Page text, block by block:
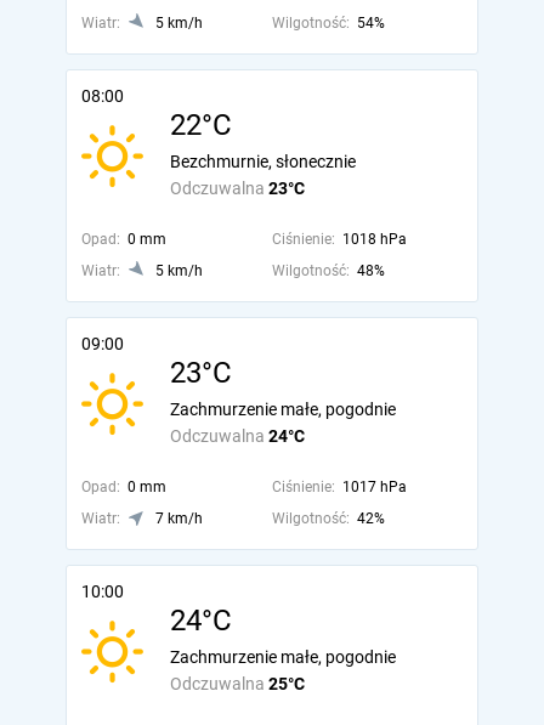
Wiatr: 5 km/h Wilgotność: 54%
08:00
22°C
Odczuwalna 23°C
Bezchmurnie, słonecznie
Opad: 0 mm Ciśnienie: 1018 hPa
Wiatr:
5 km/h Wilgotność: 48%
09:00
23°C
Odczuwalna 24°C
Zachmurzenie małe, pogodnie
Opad: 0 mm Ciśnienie: 1017 hPa
Wiatr:
7 km/h Wilgotność: 42%
10:00
24°C
Odczuwalna 25°C
Zachmurzenie małe, pogodnie